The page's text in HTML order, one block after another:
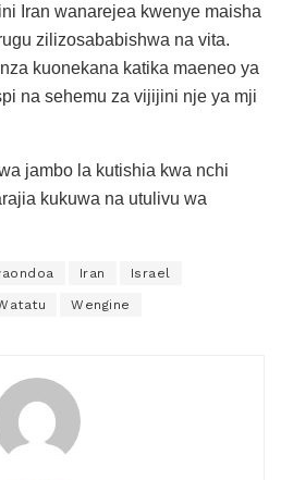
Iran wanarejea kwenye maisha
zilizosababishwa na vita.
kuonekana katika maeneo ya
na sehemu za vijijini nje ya mji
jambo la kutishia kwa nchi
kukuwa na utulivu wa
Iran Israel
Wengine